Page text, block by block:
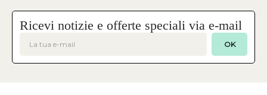
Ricevi notizie e offerte speciali via e-mail
OK